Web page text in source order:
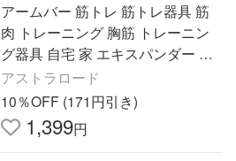
アームバー 筋トレ 筋トレ器具 筋
肉 トレーニング 胸筋 トレーニン
グ器具 自宅 家 エキスパンダー 筋
トレグッズ 大胸筋 上腕二頭筋 内
転筋 30kg 40kg 50kg
アストラロード
10％OFF (171円引き)
1,399円